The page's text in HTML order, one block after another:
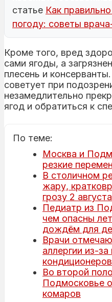
статье Как
погоду: советы
Кроме того, вред
сами ягоды, а
плесень и
советует при
незамедлительно
ягод и обратиться к
По теме:
Москва и
резкие
В столичном
жару,
грозу 2 августа
Педиатр из
чем опасны
дождём для
Врачи
аллергии из-
кондиционеров
Во второй
Подмосковье
комаров